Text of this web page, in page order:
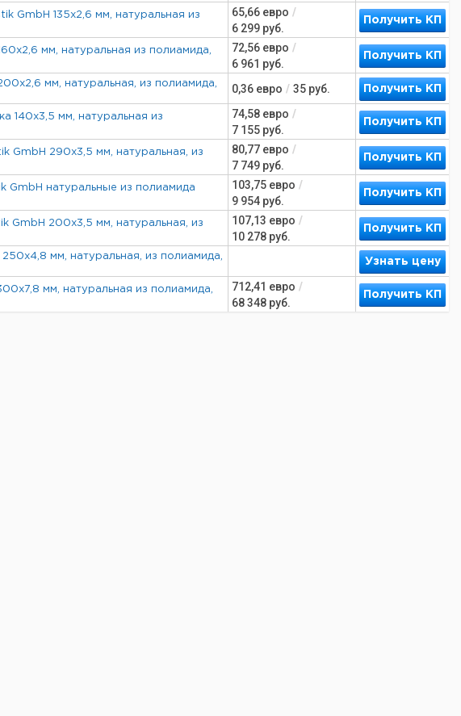
GmbH 135х2,6 мм, натуральная из
65,66 евро /
6 299 руб.
Получить КП
мм, натуральная из полиамида,
72,56 евро /
6 961 руб.
Получить КП
мм, натуральная, из полиамида,
0,36 евро / 35 руб. Получить КП
140x3,5 мм, натуральная из
74,58 евро /
7 155 руб.
Получить КП
GmbH 290x3,5 мм, натуральная, из
80,77 евро /
7 749 руб.
Получить КП
натуральные из полиамида
103,75 евро /
9 954 руб.
Получить КП
GmbH 200x3,5 мм, натуральная, из
107,13 евро /
10 278 руб.
Получить КП
мм, натуральная, из полиамида,
Узнать цену
мм, натуральная из полиамида,
712,41 евро /
68 348 руб.
Получить КП